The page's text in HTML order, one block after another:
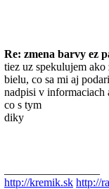
Re: zmena barvy ez
tiez uz spekulujem
bielu, co sa mi aj
nadpisi v informaciach
co s tym
diky
http://kremik.sk http://